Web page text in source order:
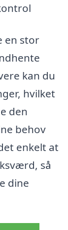
en stor
kan du
hvilket
den
behov
enkelt at
så
dine